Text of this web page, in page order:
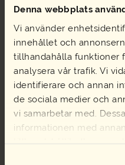
Denna webbplats
Vi använder
innehållet och
tillhandahålla funktioner
analysera vår trafik. Vi
identifierare och annan
de sociala medier och
vi samarbetar med.
informationen med
031-12 66 66.
Vilka områden
Geografiskt sträcker sig
området med undantag för
Övrigt
Vi förbehåller oss rätten att
Menyn gäller fr. o. m 2024-